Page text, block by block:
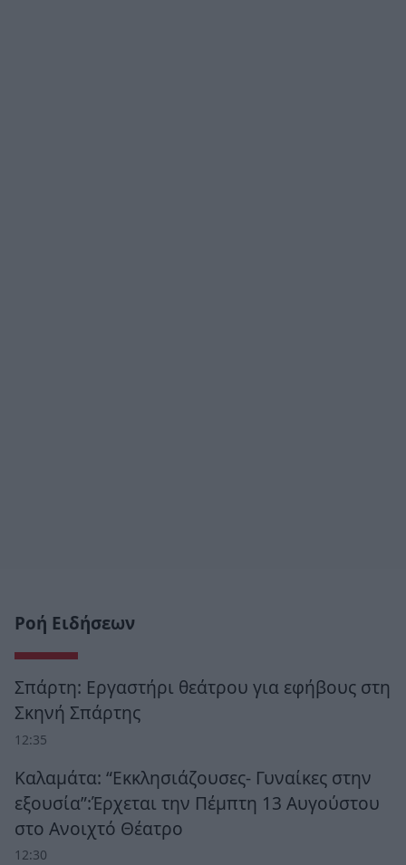
Ροή Ειδήσεων
Σπάρτη: Εργαστήρι θεάτρου για εφήβους στη
Σκηνή Σπάρτης
12:35
Καλαμάτα: “Εκκλησιάζουσες- Γυναίκες στην
εξουσία”:Έρχεται την Πέμπτη 13 Αυγούστου
στο Ανοιχτό Θέατρο
12:30